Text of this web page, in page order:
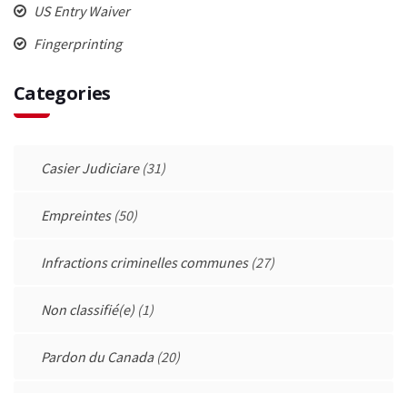
US Entry Waiver
Fingerprinting
Categories
Casier Judiciare(31)
Empreintes(50)
Infractions criminelles communes(27)
Non classifié(e) (1)
Pardon du Canada(20)